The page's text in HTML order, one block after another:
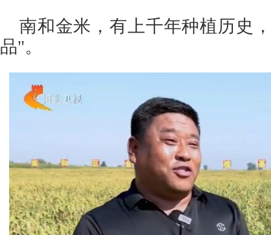
南和金米，有上千年种植历史
品"。